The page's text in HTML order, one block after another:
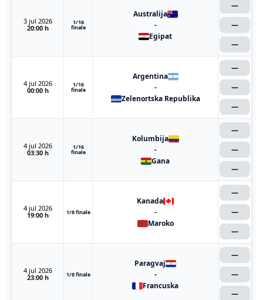
3 jul 2026
20:00 h
1/16
finale
Australija
-
Egipat
—
—
—
4 jul 2026
00:00 h
1/16
finale
Argentina
-
Zelenortska Republika
—
—
—
4 jul 2026
03:30 h
1/16
finale
Kolumbija
-
Gana
—
—
—
4 jul 2026
19:00 h
1/8 finale
Kanada
-
Maroko
—
—
—
4 jul 2026
23:00 h
1/8 finale
Paragvaj
-
Francuska
—
—
—